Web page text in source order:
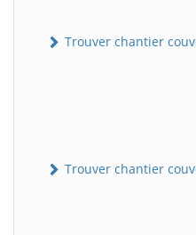
Trouver chantier
Trouver chantier